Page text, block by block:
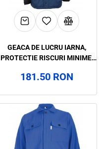
GEACA DE LUCRU IARNA,
PROTECTIE RISCURI MINIME,
(90735)
181.50 RON